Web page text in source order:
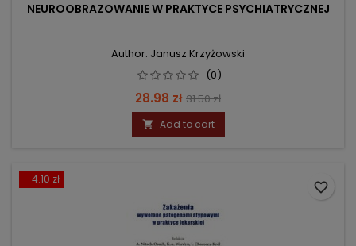
NEUROOBRAZOWANIE W PRAKTYCE PSYCHIATRYCZNEJ
Author: Janusz Krzyżowski
(0)
Price
28.98 zł Regular
price
31.50 zł
 Add to cart
- 4.10 zł
favorite_border